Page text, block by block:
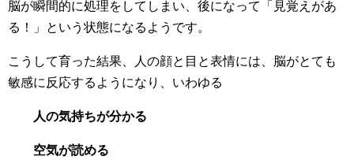
脳が瞬間的に処理をしてしまい、後になって「見覚えがあ
る！」という状態になるようです。
こうして育った結果、人の顔と目と表情には、脳がとても
敏感に反応するようになり、いわゆる
人の気持ちが分かる
空気が読める